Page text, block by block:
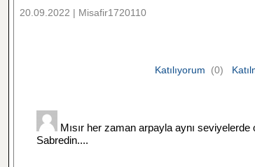
20.09.2022 | Misafir1720110
Katılıyorum (0)
Mısır her zaman arpayla aynı
Sabredin....